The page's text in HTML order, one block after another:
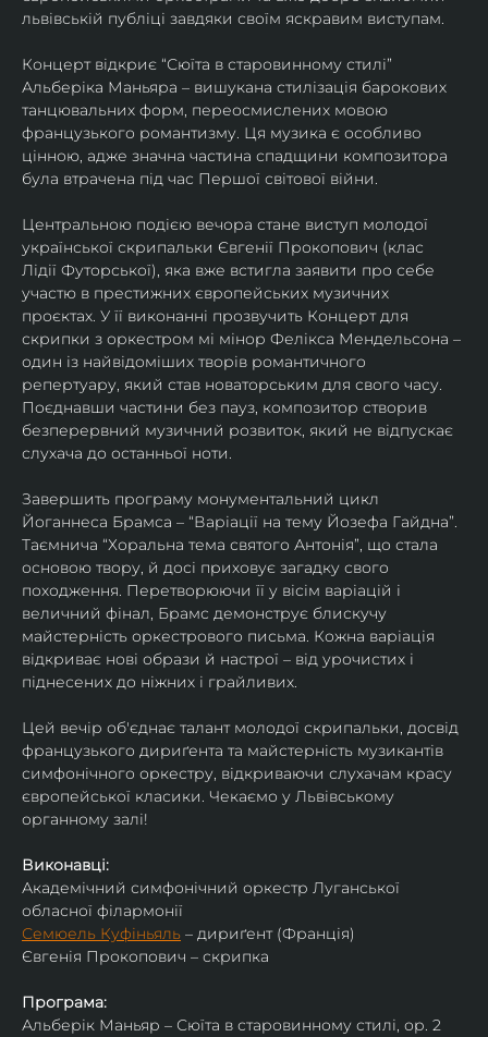
львівській публіці завдяки своїм яскравим виступам.
Концерт відкриє “Сюїта в старовинному стилі”
Альберіка Маньяра – вишукана стилізація барокових
танцювальних форм, переосмислених мовою
французького романтизму. Ця музика є особливо
цінною, адже значна частина спадщини композитора
була втрачена під час Першої світової війни.
Центральною подією вечора стане виступ молодої
української скрипальки Євгенії Прокопович (клас
Лідії Футорської), яка вже встигла заявити про себе
участю в престижних європейських музичних
проєктах. У її виконанні прозвучить Концерт для
скрипки з оркестром мі мінор Фелікса Мендельсона –
один із найвідоміших творів романтичного
репертуару, який став новаторським для свого часу.
Поєднавши частини без пауз, композитор створив
безперервний музичний розвиток, який не відпускає
слухача до останньої ноти.
Завершить програму монументальний цикл
Йоганнеса Брамса – “Варіації на тему Йозефа Гайдна”.
Таємнича “Хоральна тема святого Антонія”, що стала
основою твору, й досі приховує загадку свого
походження. Перетворюючи її у вісім варіацій і
величний фінал, Брамс демонструє блискучу
майстерність оркестрового письма. Кожна варіація
відкриває нові образи й настрої – від урочистих і
піднесених до ніжних і грайливих.
Цей вечір об'єднає талант молодої скрипальки, досвід
французького дириґента та майстерність музикантів
симфонічного оркестру, відкриваючи слухачам красу
європейської класики. Чекаємо у Львівському
органному залі!
Виконавці:
Академічний симфонічний оркестр Луганської
обласної філармонії
Семюель Куфіньяль – дириґент (Франція)
Євгенія Прокопович – скрипка
Програма:
Альберік Маньяр – Сюїта в старовинному стилі, ор. 2